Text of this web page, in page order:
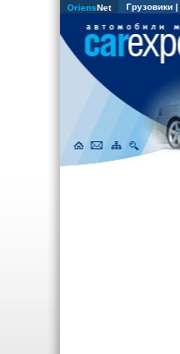
OriensNet Грузовики |